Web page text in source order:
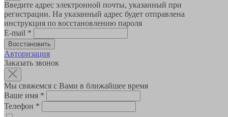
Введите адрес электронной почты, указанный при
регистрации. На указанный адрес будет отправлена
инструкция по восстановлению пароля
E-mail *
Авторизация
Заказать звонок
Мы свяжемся с Вами в ближайшее время
Ваше имя *
Телефон *